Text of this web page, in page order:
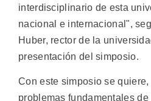
interdisciplinario de esta
nacional e internacional",
Huber, rector de la
presentación del simposio.
Con este simposio se
problemas fundamentales